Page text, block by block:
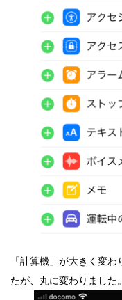
「計算機」が大きく変
たが、丸に変わりました。